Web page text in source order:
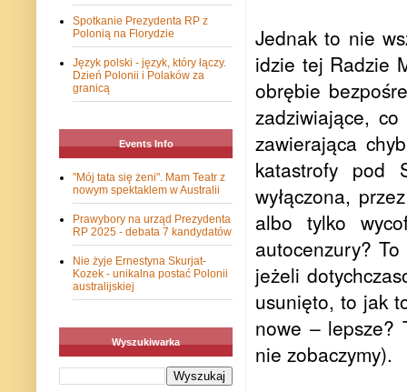
Jednak to nie
idzie tej Radzie
obrębie
zadziwiające,
zawierająca
katastrofy pod
wyłączona,
albo tylko
autocenzury?
jeżeli
usunięto, to jak
nowe – lepsze?
nie zobaczymy).
Spotkanie Prezydenta RP z
Polonią na Florydzie
Język polski - język, który łączy.
Dzień Polonii i Polaków za
granicą
Events Info
"Mój tata się żeni". Mam Teatr z
nowym spektaklem w Australii
Prawybory na urząd Prezydenta
RP 2025 - debata 7 kandydatów
Nie żyje Ernestyna Skurjat-
Kozek - unikalna postać Polonii
australijskiej
Wyszukiwarka